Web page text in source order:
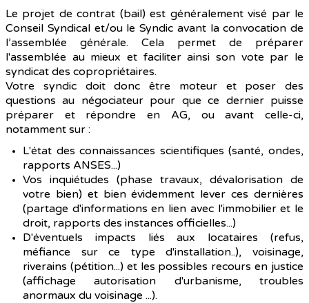
Le projet de contrat (bail) est généralement visé par le
Conseil Syndical et/ou le Syndic avant la convocation de
l’assemblée générale. Cela permet de préparer
l'assemblée au mieux et faciliter ainsi son vote par le
syndicat des copropriétaires.
Votre syndic doit donc être moteur et poser des
questions au négociateur pour que ce dernier puisse
préparer et répondre en AG, ou avant celle-ci,
notamment sur :
L'état des connaissances scientifiques (santé, ondes,
rapports ANSES...)
Vos inquiétudes (phase travaux, dévalorisation de
votre bien) et bien évidemment lever ces dernières
(partage d'informations en lien avec l'immobilier et le
droit, rapports des instances officielles...)
D'éventuels impacts liés aux locataires (refus,
méfiance sur ce type d'installation..), voisinage,
riverains (pétition...) et les possibles recours en justice
(affichage autorisation d'urbanisme, troubles
anormaux du voisinage ...).